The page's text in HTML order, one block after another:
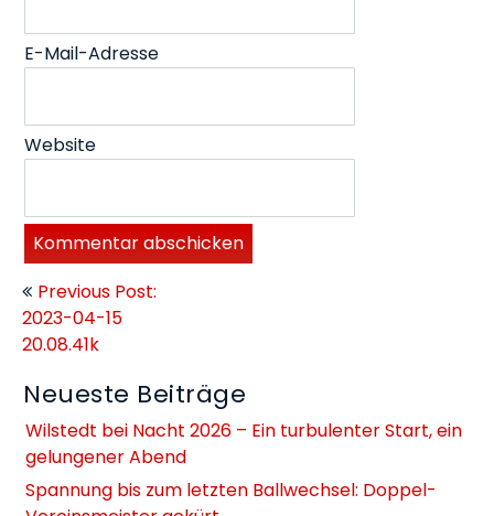
E-Mail-Adresse
Website
Beitragsnavigation
Previous Post:
2023-04-15
20.08.41k
Neueste Beiträge
Wilstedt bei Nacht 2026 – Ein turbulenter Start, ein
gelungener Abend
Spannung bis zum letzten Ballwechsel: Doppel-